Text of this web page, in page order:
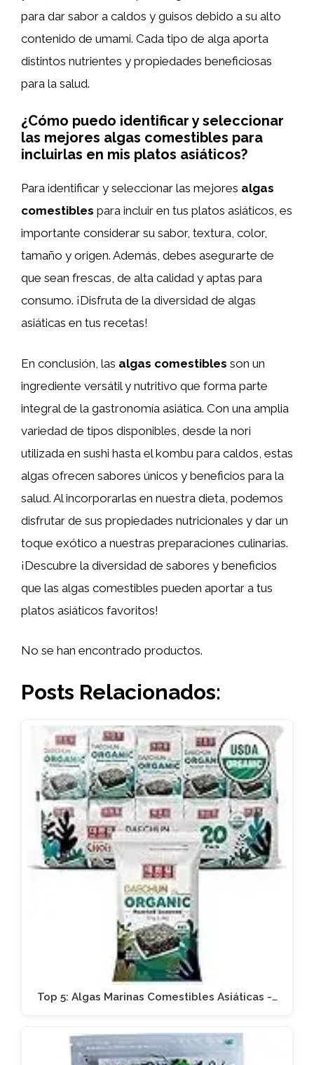
para dar sabor a caldos y guisos debido a su alto
contenido de umami. Cada tipo de alga aporta
distintos nutrientes y propiedades beneficiosas
para la salud.
¿Cómo puedo identificar y seleccionar
las mejores algas comestibles para
incluirlas en mis platos asiáticos?
Para identificar y seleccionar las mejores algas
comestibles para incluir en tus platos asiáticos, es
importante considerar su sabor, textura, color,
tamaño y origen. Además, debes asegurarte de
que sean frescas, de alta calidad y aptas para
consumo. ¡Disfruta de la diversidad de algas
asiáticas en tus recetas!
En conclusión, las algas comestibles son un
ingrediente versátil y nutritivo que forma parte
integral de la gastronomía asiática. Con una amplia
variedad de tipos disponibles, desde la nori
utilizada en sushi hasta el kombu para caldos, estas
algas ofrecen sabores únicos y beneficios para la
salud. Al incorporarlas en nuestra dieta, podemos
disfrutar de sus propiedades nutricionales y dar un
toque exótico a nuestras preparaciones culinarias.
¡Descubre la diversidad de sabores y beneficios
que las algas comestibles pueden aportar a tus
platos asiáticos favoritos!
No se han encontrado productos.
Posts Relacionados:
Top 5: Algas Marinas Comestibles Asiáticas -…